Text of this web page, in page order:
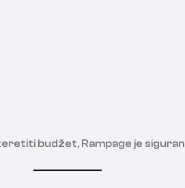
budžet, Rampage je